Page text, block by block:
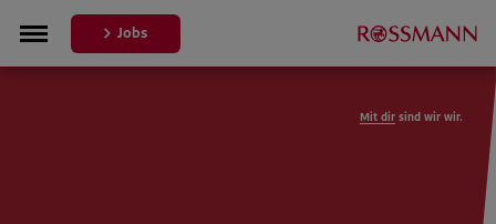
Jobs
Mit dir sind wir wir.